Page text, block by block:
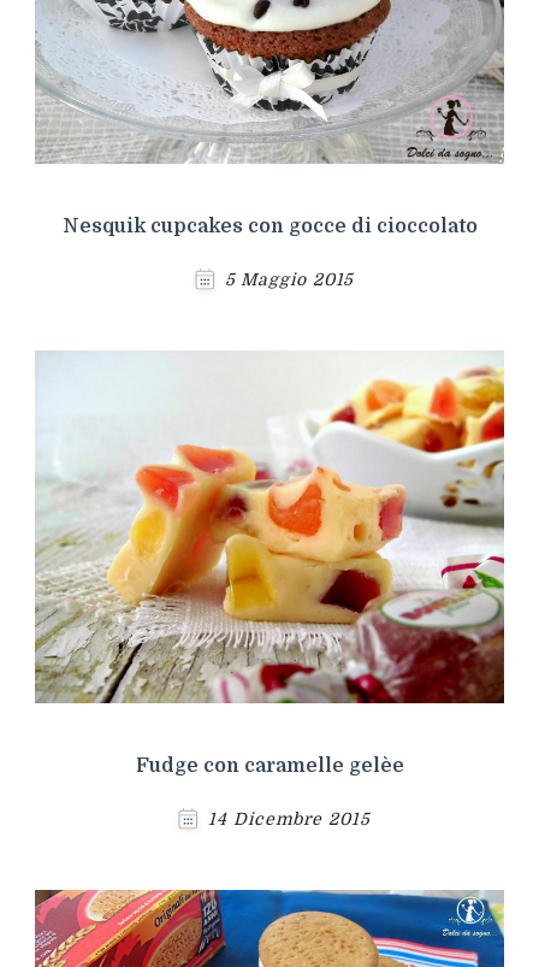
Nesquik cupcakes con gocce di cioccolato
5 Maggio 2015
Fudge con caramelle gelèe
14 Dicembre 2015